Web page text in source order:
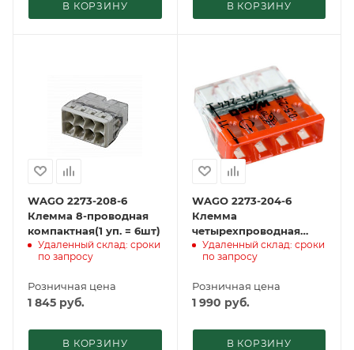
В КОРЗИНУ В КОРЗИНУ
WAGO 2273-208-6
Клемма 8-проводная
компактная(1 уп. = 6шт)
Удаленный склад: сроки
по запросу
Розничная цена
1 845 руб.
В КОРЗИНУ
WAGO 2273-204-6
Клемма
четырехпроводная
компактная (1 уп. =
6шт)
Удаленный склад: сроки
по запросу
Розничная цена
1 990 руб.
В КОРЗИНУ